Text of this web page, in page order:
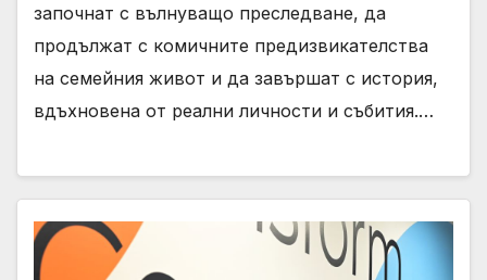
започнат с вълнуващо преследване, да
продължат с комичните предизвикателства
на семейния живот и да завършат с история,
вдъхновена от реални личности и събития.…